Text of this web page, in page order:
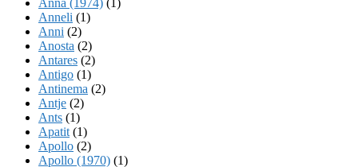
Anneli (1)
Anni (2)
Anosta (2)
Antares (2)
Antigo (1)
Antinema (2)
Antje (2)
Ants (1)
Apatit (1)
Apollo (2)
Apollo (1970) (1)